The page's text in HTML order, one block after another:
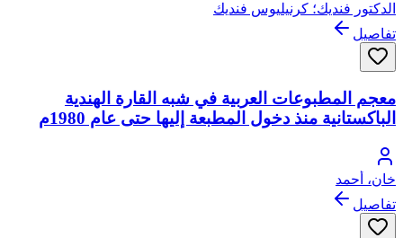
الدكتور فنديك؛ كرنيليوس فنديك
تفاصيل
معجم المطبوعات العربية في شبه القارة الهندية
الباكستانية منذ دخول المطبعة إليها حتى عام 1980م
خان، أحمد
تفاصيل